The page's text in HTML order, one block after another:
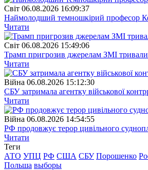
Свiт 06.08.2026 16:09:37
Наймолодший темношкірий професор
Читати
Свiт 06.08.2026 15:49:06
Трамп пригрозив джерелам ЗМІ
Читати
Війна 06.08.2026 15:12:30
СБУ затримала агентку військової
Читати
Війна 06.08.2026 14:54:55
РФ продовжує терор цивільного
Читати
Теги
АТО УПЦ РФ США СБУ Порошенко
Польша выборы